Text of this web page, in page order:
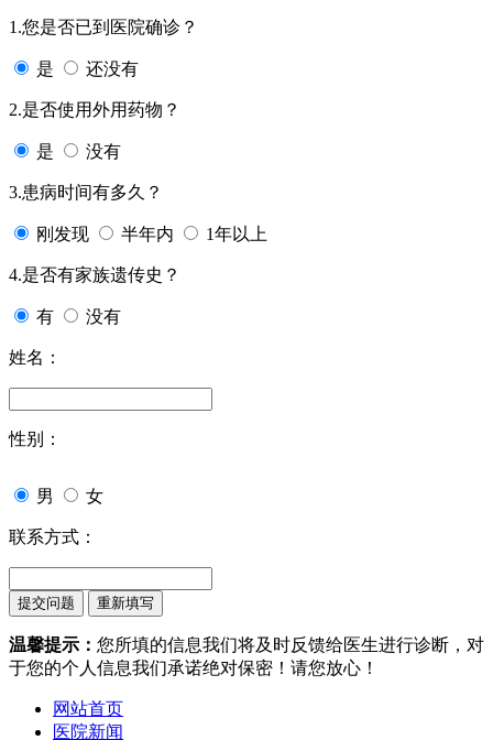
1.您是否已到医院确诊？
是 还没有
2.是否使用外用药物？
是 没有
3.患病时间有多久？
刚发现 半年内 1年以上
4.是否有家族遗传史？
有 没有
姓名：
性别：
男 女
联系方式：
温馨提示： 您所填的信息我们将及时反馈给医生进行诊断，对
于您的个人信息我们承诺绝对保密！请您放心！
网站首页
医院新闻